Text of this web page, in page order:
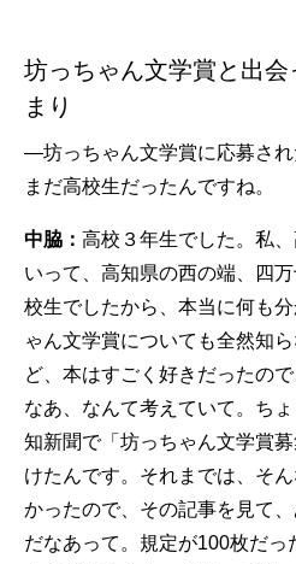
坊っちゃん文学賞と出
まり
—坊っちゃん文学賞に応募され
まだ高校生だったんですね。
中脇： 高校３年生でした。私
いって、高知県の西の端、四
校生でしたから、本当に何も
ゃん文学賞についても全然知
ど、本はすごく好きだったの
なあ、なんて考えていて。ち
知新聞で「坊っちゃん文学賞
けたんです。それまでは、そ
かったので、その記事を見て
だなあって。規定が100枚だっ